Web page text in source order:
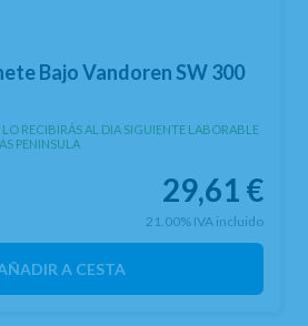
Bajo Vandoren SW 300
RECIBIRÁS AL DIA SIGUIENTE LABORABLE
PENINSULA
29,61 €
21.00% IVA incluido
A CESTA